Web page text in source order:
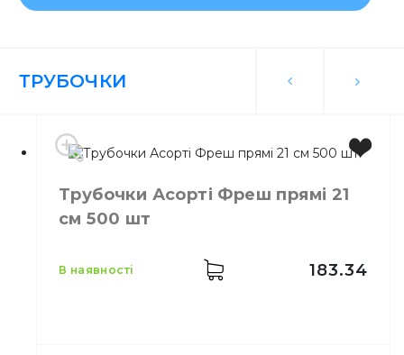
ТРУБОЧКИ
Трубочки Асорті Фреш прямі 21
см 500 шт
в наявності 183.34